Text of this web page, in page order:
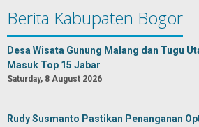
Berita Kabupaten Bogor
Desa Wisata Gunung Malang dan Tugu
Masuk Top 15 Jabar
Saturday, 8 August 2026
Rudy Susmanto Pastikan Penanganan